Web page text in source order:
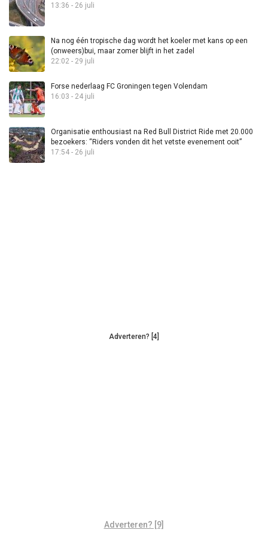
13:36 - 26 juli
Na nog één tropische dag wordt het koeler met kans op een
(onweers)bui, maar zomer blijft in het zadel
22:02 - 29 juli
Forse nederlaag FC Groningen tegen Volendam
16:03 - 24 juli
Organisatie enthousiast na Red Bull District Ride met 20.000
bezoekers: “Riders vonden dit het vetste evenement ooit”
17:54 - 26 juli
Adverteren? [4]
Adverteren? [9]